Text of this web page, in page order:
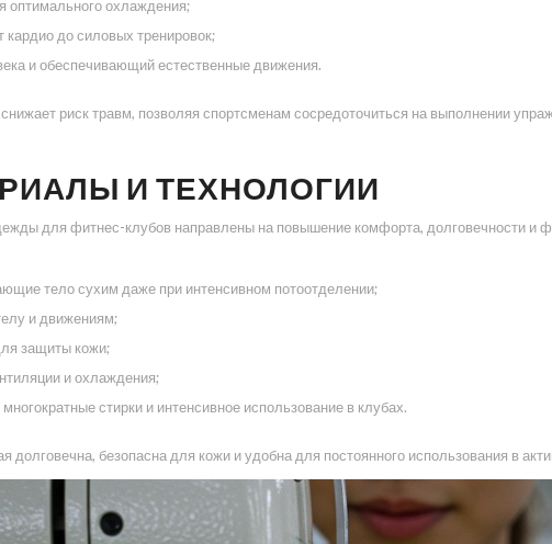
оптимального охлаждения;
кардио до силовых тренировок;
и обеспечивающий естественные движения.
риск травм, позволяя спортсменам сосредоточиться на выполнении
И ТЕХНОЛОГИИ
для фитнес-клубов направлены на повышение комфорта, долговечности
тело сухим даже при интенсивном потоотделении;
и движениям;
защиты кожи;
и охлаждения;
стирки и интенсивное использование в клубах.
долговечна, безопасна для кожи и удобна для постоянного использования в